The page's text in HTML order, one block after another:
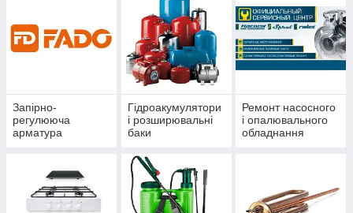
Запірно-
регулююча
арматура
Гідроакумулятори
і розширювальні
баки
Ремонт насосного
і опалювального
обладнання